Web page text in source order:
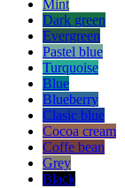
Mint
Dark green
Evergreen
Pastel blue
Turquoise
Blue
Blueberry
Clasic blue
Cocoa cream
Coffe bean
Grey
Black